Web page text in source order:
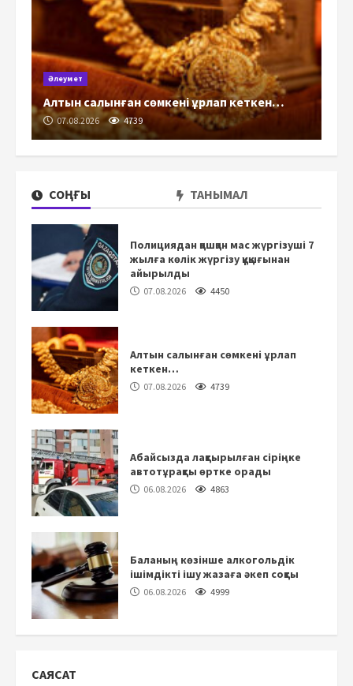
СОҢҒЫ ТАНЫМАЛ
Полициядан қашқан мас жүргізуші 7
жылға көлік жүргізу құқығынан
айырылды
07.08.2026 4450
Алтын салынған сөмкені ұрлап
кеткен…
07.08.2026 4739
Абайсызда лақтырылған сіріңке
автотұрақты өртке орады
06.08.2026 4863
Баланың көзінше алкогольдік
ішімдікті ішу жазаға әкеп соқты
06.08.2026 4999
Әлеумет
Алтын салынған сөмкені ұрлап кеткен…
07.08.2026 4739
САЯСАТ